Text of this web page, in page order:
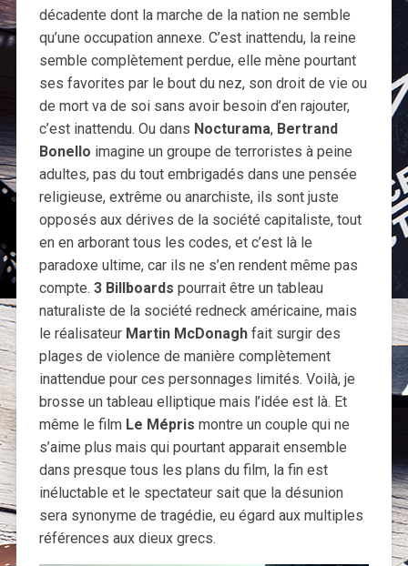
décadente dont la marche de la nation ne semble
qu’une occupation annexe. C’est inattendu, la reine
semble complètement perdue, elle mène pourtant
ses favorites par le bout du nez, son droit de vie ou
de mort va de soi sans avoir besoin d’en rajouter,
c’est inattendu. Ou dans Nocturama, Bertrand
Bonello imagine un groupe de terroristes à peine
adultes, pas du tout embrigadés dans une pensée
religieuse, extrême ou anarchiste, ils sont juste
opposés aux dérives de la société capitaliste, tout
en en arborant tous les codes, et c’est là le
paradoxe ultime, car ils ne s’en rendent même pas
compte. 3 Billboards pourrait être un tableau
naturaliste de la société redneck américaine, mais
le réalisateur Martin McDonaghfait surgir des
plages de violence de manière complètement
inattendue pour ces personnages limités. Voilà, je
brosse un tableau elliptique mais l’idée est là. Et
même le film Le Mépris montre un couple qui ne
s’aime plus mais qui pourtant apparait ensemble
dans presque tous les plans du film, la fin est
inéluctable et le spectateur sait que la désunion
sera synonyme de tragédie, eu égard aux multiples
références aux dieux grecs.